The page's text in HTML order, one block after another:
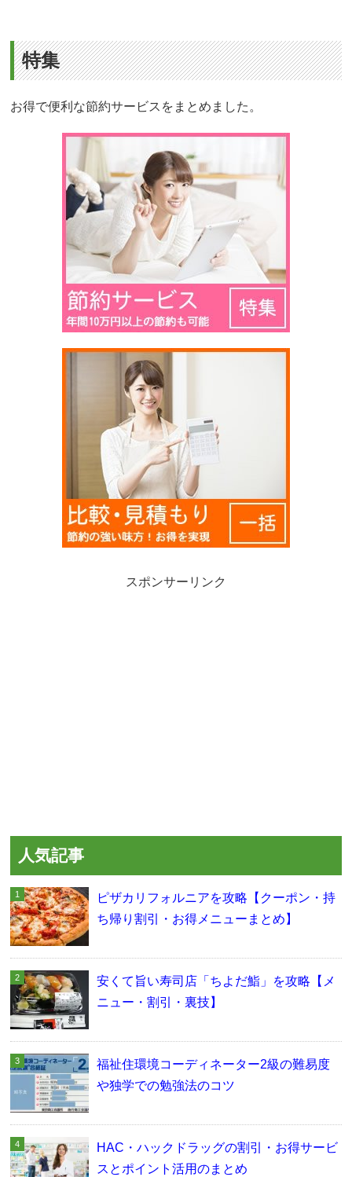
特集
お得で便利な節約サービスをまとめました。
スポンサーリンク
人気記事
ピザカリフォルニアを攻略【クーポン・持
ち帰り割引・お得メニューまとめ】
安くて旨い寿司店「ちよだ鮨」を攻略【メ
ニュー・割引・裏技】
福祉住環境コーディネーター2級の難易度
や独学での勉強法のコツ
HAC・ハックドラッグの割引・お得サービ
スとポイント活用のまとめ